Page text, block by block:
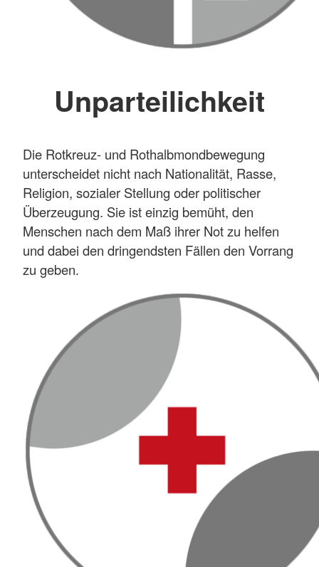
Unparteilichkeit
Die Rotkreuz- und Rothalbmondbewegung
unterscheidet nicht nach Nationalität, Rasse,
Religion, sozialer Stellung oder politischer
Überzeugung. Sie ist einzig bemüht, den
Menschen nach dem Maß ihrer Not zu helfen
und dabei den dringendsten Fällen den Vorrang
zu geben.